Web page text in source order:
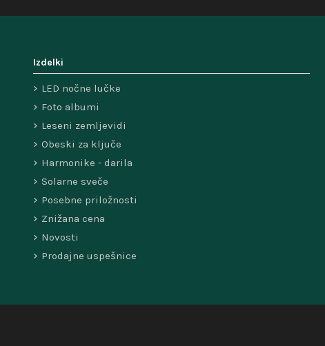
Izdelki
LED nočne lučke
Foto albumi
Leseni zemljevidi
Obeski za ključe
Harmonike - darila
Solarne sveče
Posebne priložnosti
Znižana cena
Novosti
Prodajne uspešnice